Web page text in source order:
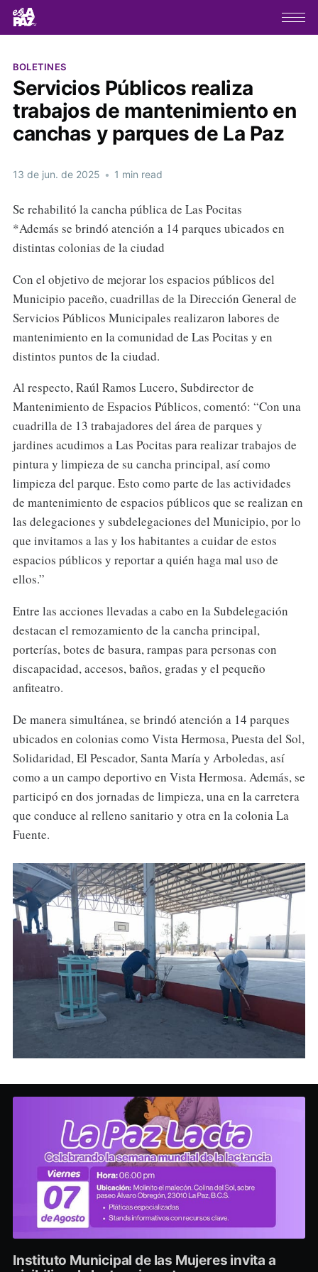
BOLETINES
Servicios Públicos realiza
trabajos de mantenimiento en
canchas y parques de La Paz
13 de jun. de 2025 • 1 min read
Se rehabilitó la cancha pública de Las Pocitas
*Además se brindó atención a 14 parques ubicados en
distintas colonias de la ciudad
Con el objetivo de mejorar los espacios públicos del
Municipio paceño, cuadrillas de la Dirección General de
Servicios Públicos Municipales realizaron labores de
mantenimiento en la comunidad de Las Pocitas y en
distintos puntos de la ciudad.
Al respecto, Raúl Ramos Lucero, Subdirector de
Mantenimiento de Espacios Públicos, comentó: “Con una
cuadrilla de 13 trabajadores del área de parques y
jardines acudimos a Las Pocitas para realizar trabajos de
pintura y limpieza de su cancha principal, así como
limpieza del parque. Esto como parte de las actividades
de mantenimiento de espacios públicos que se realizan en
las delegaciones y subdelegaciones del Municipio, por lo
que invitamos a las y los habitantes a cuidar de estos
espacios públicos y reportar a quién haga mal uso de
ellos.”
Entre las acciones llevadas a cabo en la Subdelegación
destacan el remozamiento de la cancha principal,
porterías, botes de basura, rampas para personas con
discapacidad, accesos, baños, gradas y el pequeño
anfiteatro.
De manera simultánea, se brindó atención a 14 parques
ubicados en colonias como Vista Hermosa, Puesta del Sol,
Solidaridad, El Pescador, Santa María y Arboledas, así
como a un campo deportivo en Vista Hermosa. Además, se
participó en dos jornadas de limpieza, una en la carretera
que conduce al relleno sanitario y otra en la colonia La
Fuente.
Instituto Municipal de las Mujeres invita a